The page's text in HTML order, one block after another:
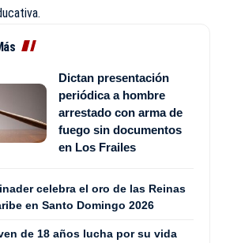
Dictan presentación
periódica a hombre
arrestado con arma de
fuego sin documentos
en Los Frailes
celebra el oro de las Reinas
en Santo Domingo 2026
de 18 años lucha por su vida